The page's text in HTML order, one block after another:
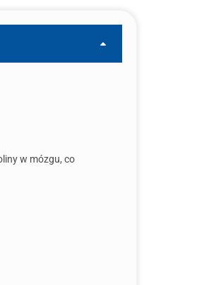
w mózgu, co